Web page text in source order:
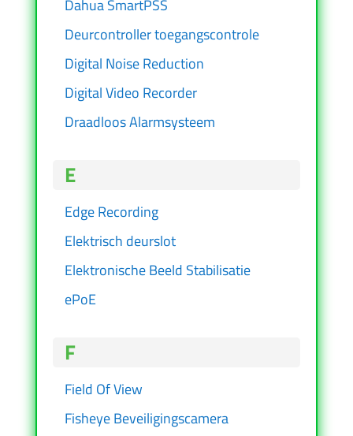
Dahua SmartPSS
Deurcontroller toegangscontrole
Digital Noise Reduction
Digital Video Recorder
Draadloos Alarmsysteem
E
Edge Recording
Elektrisch deurslot
Elektronische Beeld Stabilisatie
ePoE
F
Field Of View
Fisheye Beveiligingscamera